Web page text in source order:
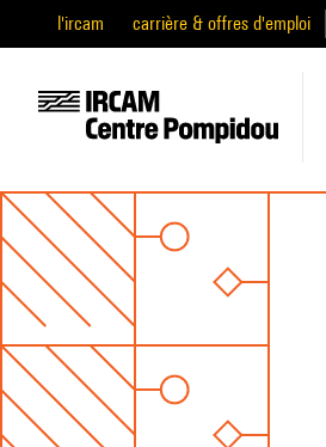
l'ircam carrière & offres d'emploi